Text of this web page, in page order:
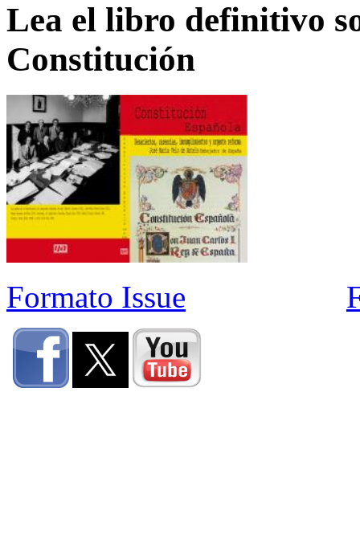
Lea el libro definitivo
Constitución
Formato Issue